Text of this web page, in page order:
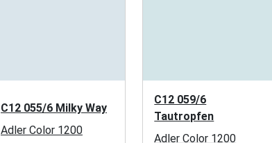
C12 055/6 Milky Way
Adler Color 1200
C12 059/6
Tautropfen
Adler Color 1200